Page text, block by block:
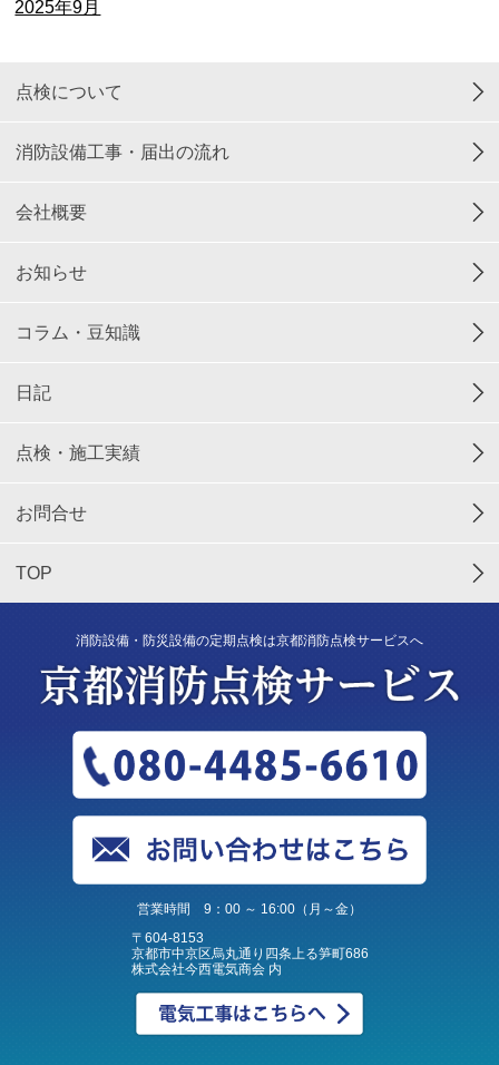
2025年9月
点検について
消防設備工事・届出の流れ
会社概要
お知らせ
コラム・豆知識
日記
点検・施工実績
お問合せ
TOP
消防設備・防災設備の定期点検は京都消防点検サービスへ
営業時間 9：00 ～ 16:00（月～金）
〒604-8153
京都市中京区烏丸通り四条上る笋町686
株式会社今西電気商会 内